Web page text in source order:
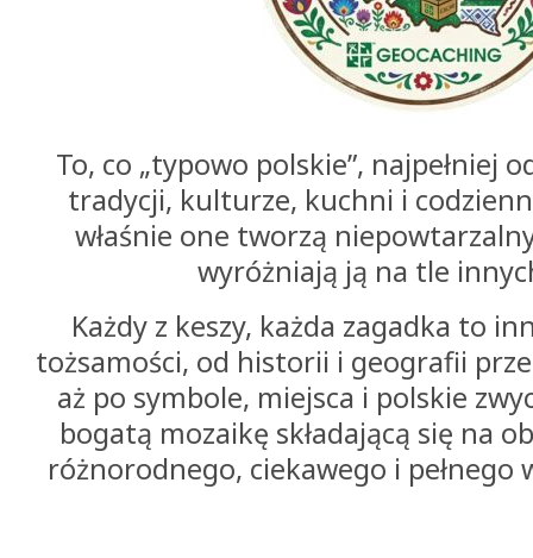
To, co „typowo polskie”, najpełniej
tradycji, kulturze, kuchni i
właśnie one tworzą
wyróżniają ją na tle
Każdy z keszy, każda zagadka to
tożsamości, od historii i geografii
aż po symbole, miejsca i polskie
bogatą mozaikę składającą się na
różnorodnego, ciekawego i